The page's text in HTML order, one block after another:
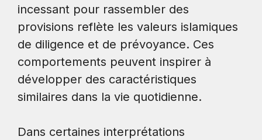
incessant pour rassembler des
provisions reflète les valeurs islamiques
de diligence et de prévoyance. Ces
comportements peuvent inspirer à
développer des caractéristiques
similaires dans la vie quotidienne.
Dans certaines interprétations